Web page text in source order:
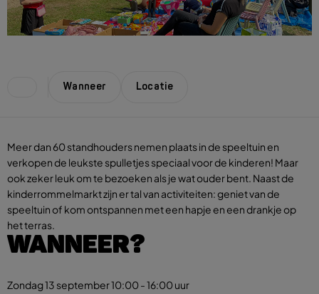
Wanneer Locatie
Meer dan 60 standhouders nemen plaats in de speeltuin en
verkopen de leukste spulletjes speciaal voor de kinderen! Maar
ook zeker leuk om te bezoeken als je wat ouder bent. Naast de
kinderrommelmarkt zijn er tal van activiteiten: geniet van de
speeltuin of kom ontspannen met een hapje en een drankje op
het terras.
WANNEER?
Zondag 13 september10:00 - 16:00 uur